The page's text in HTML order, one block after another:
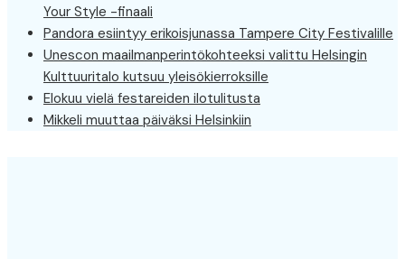
Your Style -finaali
Pandora esiintyy erikoisjunassa Tampere City Festivalille
Unescon maailmanperintökohteeksi valittu Helsingin
Kulttuuritalo kutsuu yleisökierroksille
Elokuu vielä festareiden ilotulitusta
Mikkeli muuttaa päiväksi Helsinkiin